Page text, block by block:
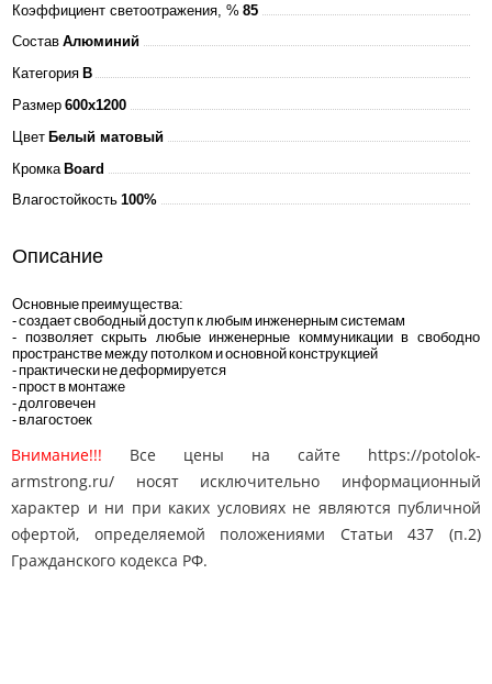
Коэффициент светоотражения, % 85
Состав Алюминий
Категория B
Размер 600x1200
Цвет Белый матовый
Кромка Board
Влагостойкость 100%
Описание
Основные преимущества:
- создает свободный доступ к любым инженерным системам
- позволяет скрыть любые инженерные коммуникации в свободно
пространстве между потолком и основной конструкцией
- практически не деформируется
- прост в монтаже
- долговечен
- влагостоек
Внимание!!! Все цены на сайте https://potolok-
armstrong.ru/ носят исключительно информационный
характер и ни при каких условиях не являются публичной
офертой, определяемой положениями Статьи 437 (п.2)
Гражданского кодекса РФ.